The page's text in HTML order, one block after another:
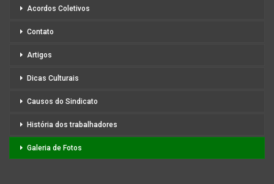
Acordos Coletivos
Contato
Artigos
Dicas Culturais
Causos do Sindicato
História dos trabalhadores
Galeria de Fotos